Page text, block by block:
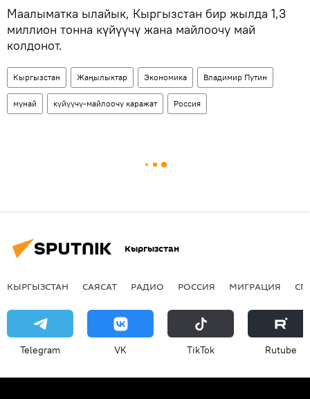
Маалыматка ылайык, Кыргызстан бир жылда 1,3
миллион тонна күйүүчү жана майлоочу май
колдонот.
Кыргызстан Жаңылыктар Экономика Владимир Путин
мунай күйүүчү-майлоочу каражат Россия
Кыргызстан
КЫРГЫЗСТАН САЯСАТ РАДИО РОССИЯ МИГРАЦИЯ
Telegram VK ТikТоk Rutube